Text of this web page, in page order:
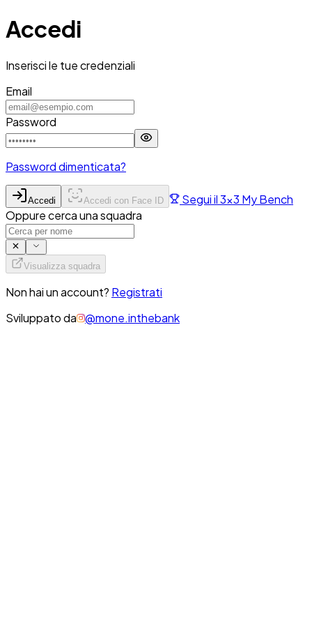
Accedi
Inserisci le tue credenziali
Email
Password
Password dimenticata?
Accedi Accedi con Face ID
Segui il 3x3 My Bench
Oppure cerca una squadra
Visualizza squadra
Non hai un account? Registrati
Sviluppato da
@mone.inthebank